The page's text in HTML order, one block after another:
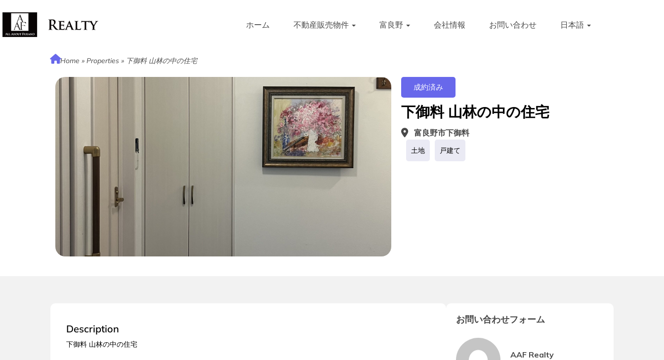
ホーム 不動産販売物件 富良野 会社情報 お問い合わせ 日本語
Home » Properties » 下御料 山林の中の住宅
成約済み
下御料 山林の中の住宅
富良野市下御料
土地 戸建て
Description
下御料 山林の中の住宅
お問い合わせフォーム
AAF Realty